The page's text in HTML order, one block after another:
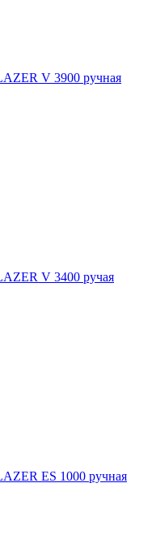
V 3900 ручная
V 3400 ручая
ES 1000 ручная